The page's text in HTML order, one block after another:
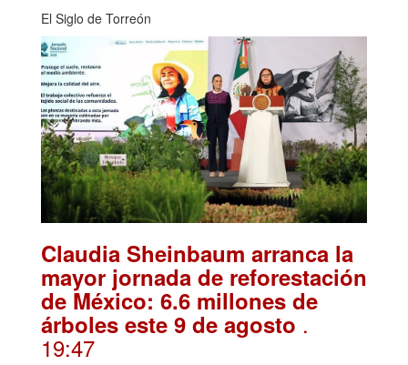
El Siglo de Torreón
Claudia Sheinbaum arranca la
mayor jornada de reforestación
de México: 6.6 millones de
árboles este 9 de agosto .
19:47